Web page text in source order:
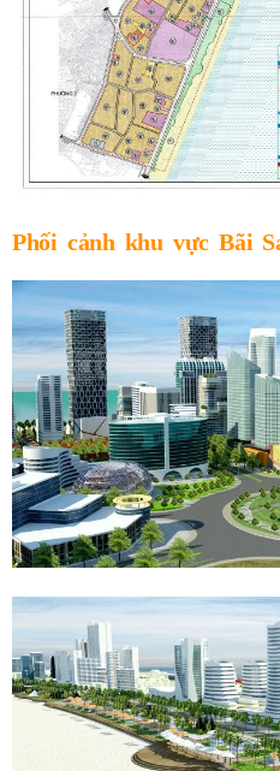
Phối cảnh khu vực Bãi